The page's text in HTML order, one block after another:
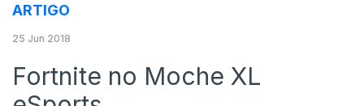
ARTIGO
25 Jun 2018
Fortnite no Moche XL